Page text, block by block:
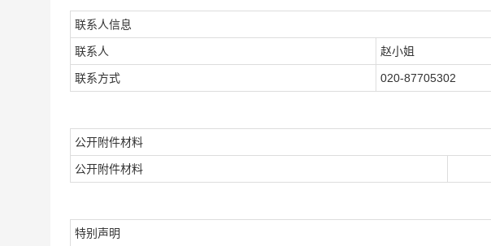
联系人信息
联系人 赵小姐
联系方式 020-87705302
公开附件材料
公开附件材料
特别声明